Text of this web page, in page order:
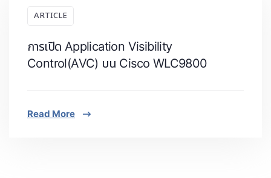
ARTICLE
การเปิด Application Visibility
Control(AVC) บน Cisco WLC9800
Read More